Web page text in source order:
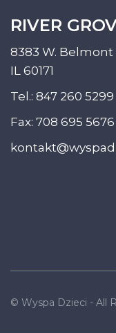
RIVER
8383 W. Belmont
IL 60171
Tel.: 847 260 5299
Fax: 708 695 5676
© Wyspa Dzieci - All